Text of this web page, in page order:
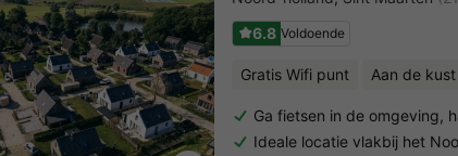
6.8 Voldoende
Gratis Wifi punt Aan de kust
Ga fietsen in de omgeving,
Ideale locatie vlakbij het